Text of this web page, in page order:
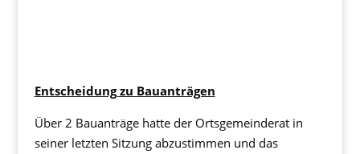
Entscheidung zu Bauanträgen
Über 2 Bauanträge hatte der Ortsgemeinderat in
seiner letzten Sitzung abzustimmen und das